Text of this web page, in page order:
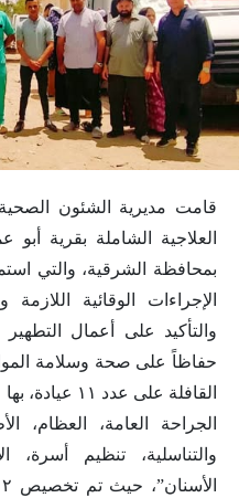
قامت مديرية الشئون الصحية
العلاجية الشاملة بقرية
بمحافظة الشرقية، والتي
الإجراءات الوقائية
والتأكيد على أعمال التطهير
حفاظاً على صحة وسلامة
الجراحة العامة، العظام،
والتناسلية، تنظيم أسرة،